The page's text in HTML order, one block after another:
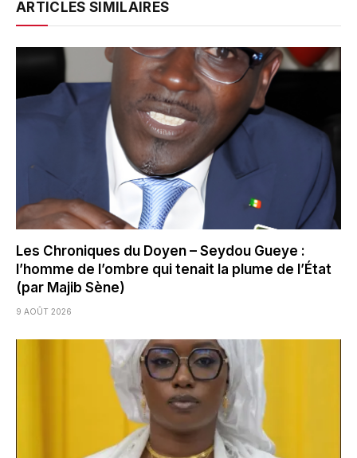
ARTICLES SIMILAIRES
Les Chroniques du Doyen – Seydou Gueye :
l’homme de l’ombre qui tenait la plume de l’État
(par Majib Sène)
9 AOÛT 2026